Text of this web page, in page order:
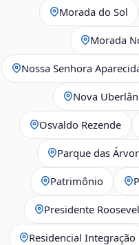
Morada do Sol
Morada
Nossa Senhora
Nova
Osvaldo Rezende
Parque das
Patrimônio
Presidente
Residencial Integração